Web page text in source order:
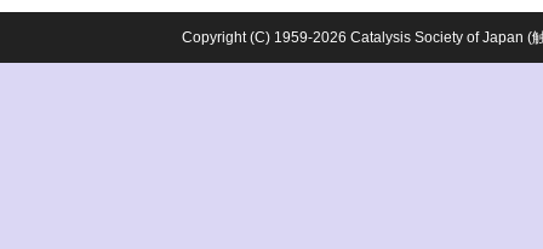
Copyright (C) 1959-2026 Catalysis Society of Japan (